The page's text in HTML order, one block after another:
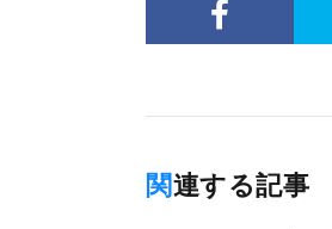
関連する記事